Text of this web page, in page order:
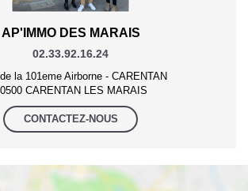
AP'IMMO DES MARAIS
02.33.92.16.24
la 101eme Airborne - CARENTAN
CARENTAN LES MARAIS
CONTACTEZ-NOUS